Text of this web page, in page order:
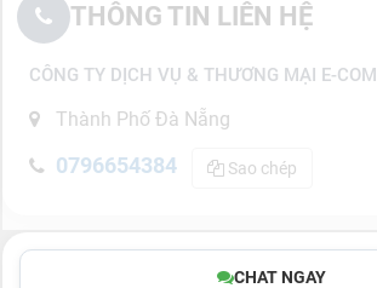
THÔNG TIN LIÊN HỆ
CÔNG TY DỊCH VỤ & THƯƠNG MẠI E-COM
Thành Phố Đà Nẵng
0796654384 Sao chép
CHAT NGAY